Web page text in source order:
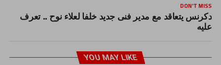
DON'T MISS
دكرنس يتعاقد مع مدير فنى جديد خلفا لعلاء نوح .. تعرف
عليه
YOU MAY LIKE